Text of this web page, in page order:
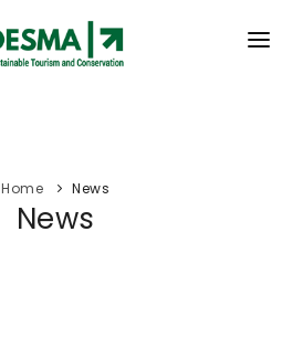
Home News
News